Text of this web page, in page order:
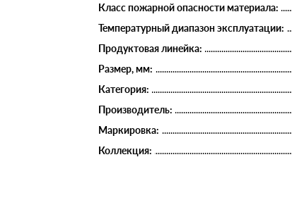
Класс пожарной опасности материала:
Температурный диапазон эксплуатации:
Продуктовая линейка:
Размер, мм:
Категория:
Производитель:
Маркировка:
Коллекция: